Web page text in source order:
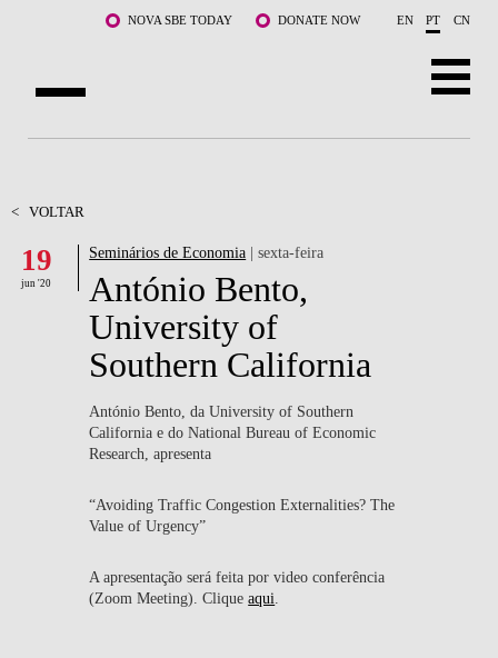
Saltar para o conteúdo principalNOVA SBE TODAY DONATE NOW EN PT CN
DOCENTES E INVESTIGAÇÃO
COMUNIDADE
LIFE AT NOVA SBE
WHAT'S HAPPENING
< VOLTAR
19
jun '20
Seminários de Economia | sexta-feira
António Bento,
University of
Southern California
António Bento, da University of Southern
California e do National Bureau of Economic
Research, apresenta
“Avoiding Traffic Congestion Externalities? The
Value of Urgency”
A apresentação será feita por video conferência
(Zoom Meeting). Cliqueaqui